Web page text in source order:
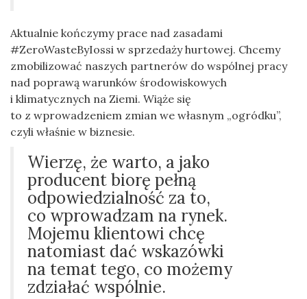
Aktualnie kończymy prace nad zasadami
#ZeroWasteByIossi w sprzedaży hurtowej. Chcemy
zmobilizować naszych partnerów do wspólnej pracy
nad poprawą warunków środowiskowych
i klimatycznych na Ziemi. Wiąże się
to z wprowadzeniem zmian we własnym „ogródku”,
czyli właśnie w biznesie.
Wierzę, że warto, a jako
producent biorę pełną
odpowiedzialność za to,
co wprowadzam na rynek.
Mojemu klientowi chcę
natomiast dać wskazówki
na temat tego, co możemy
zdziałać wspólnie.